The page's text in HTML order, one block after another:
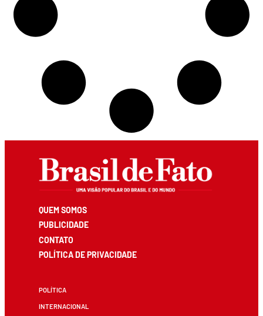
QUEM SOMOS
PUBLICIDADE
CONTATO
POLÍTICA DE PRIVACIDADE
POLÍTICA
INTERNACIONAL